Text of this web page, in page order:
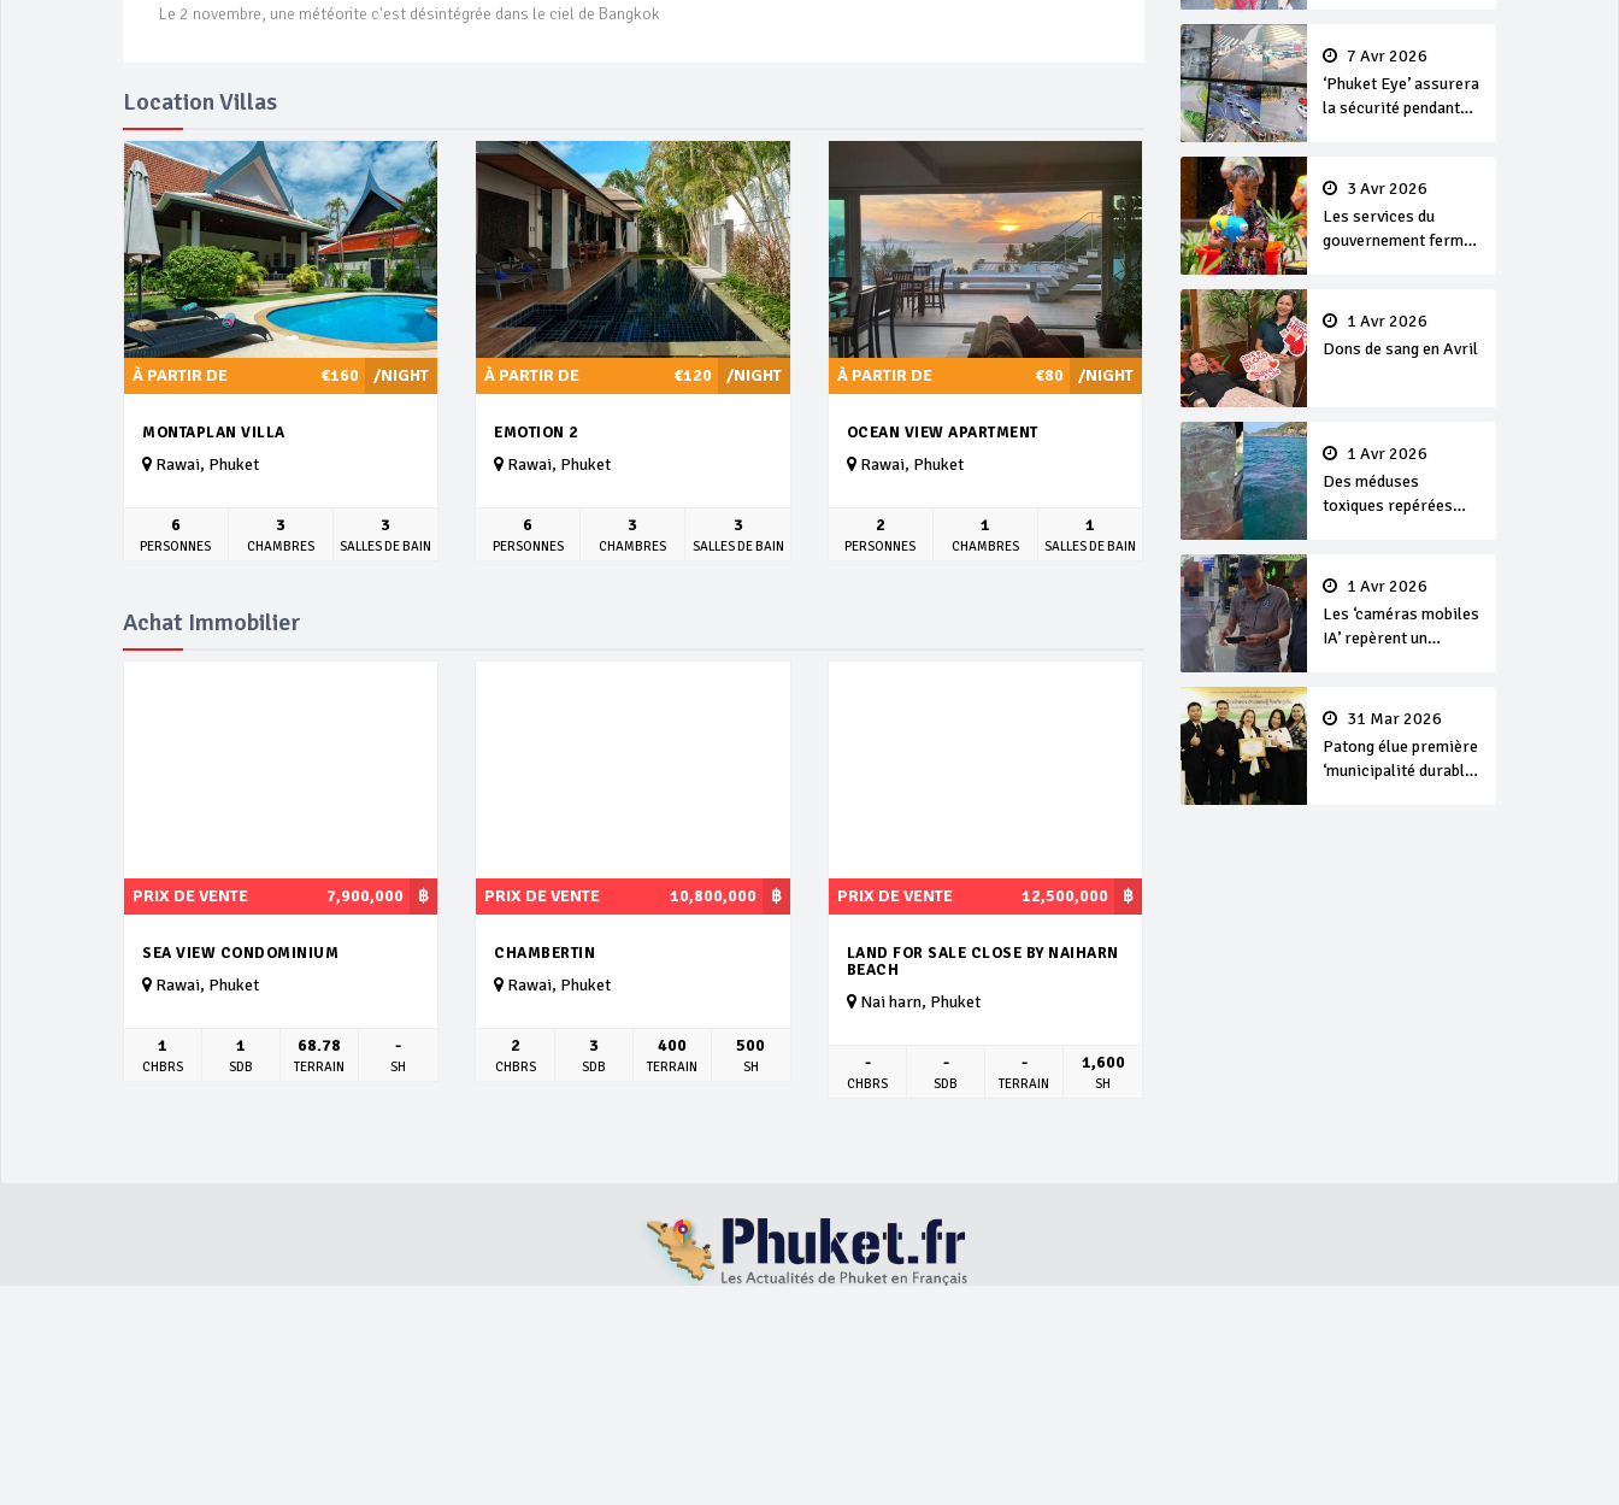
Le 2 novembre, une météorite c'est désintégrée dans le ciel de Bangkok
7 Avr 2026
‘Phuket Eye’ assurera
la sécurité pendant
3 Avr 2026
Les services du
gouvernement fermés
Songkran
1 Avr 2026
Dons de sang en Avril
1 Avr 2026
Des méduses
toxiques repérées
1 Avr 2026
Les ‘caméras mobiles
IA’ repèrent un
séjour31 Mar 2026
Patong élue première
‘municipalité durable’
Location Villas
/NIGHT
À PARTIR DE €160
MONTAPLAN VILLA
Rawai, Phuket
6
PERSONNES
3
CHAMBRES
3
SALLES DE BAIN
/NIGHT
À PARTIR DE €120
EMOTION 2
Rawai, Phuket
6
PERSONNES
3
CHAMBRES
3
SALLES DE BAIN
/NIGHT
À PARTIR DE €80
OCEAN VIEW APARTMENT
Rawai, Phuket
2
PERSONNES
1
CHAMBRES
1
SALLES DE BAIN
Achat Immobilier
฿
PRIX DE VENTE 7,900,000
SEA VIEW CONDOMINIUM
Rawai, Phuket
1
CHBRS
1
SDB
68.78
TERRAIN
-
SH
฿
PRIX DE VENTE 10,800,000
CHAMBERTIN
Rawai, Phuket
2
CHBRS
3
SDB
400
TERRAIN
500
SH
฿
PRIX DE VENTE 12,500,000
LAND FOR SALE CLOSE BY NAIHARN
BEACH
Nai harn, Phuket
-
CHBRS
-
SDB
-
TERRAIN
1,600
SH